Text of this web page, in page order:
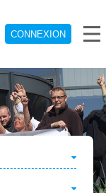
CONNEXION